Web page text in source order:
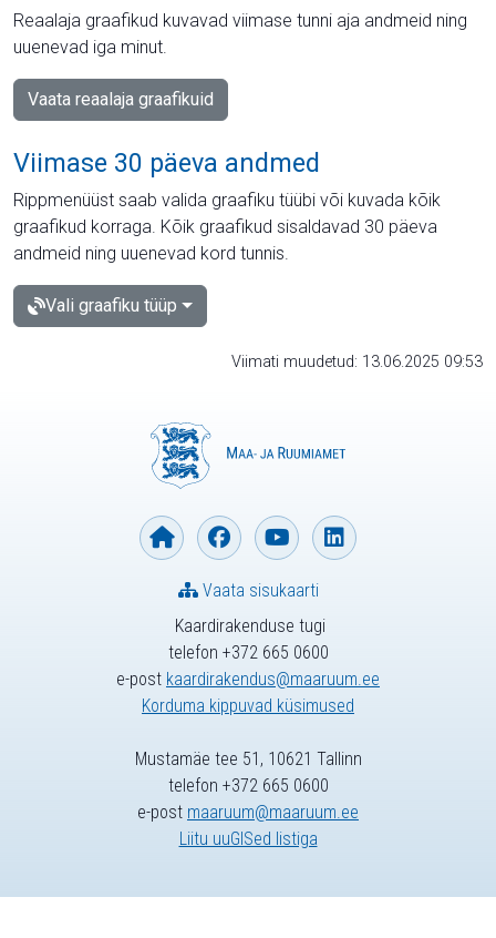
Reaalaja graafikud kuvavad viimase tunni aja andmeid ning
uuenevad iga minut.
Vaata reaalaja graafikuid
Viimase 30 päeva andmed
Rippmenüüst saab valida graafiku tüübi või kuvada kõik
graafikud korraga. Kõik graafikud sisaldavad 30 päeva
andmeid ning uuenevad kord tunnis.
Vali graafiku tüüp
Viimati muudetud: 13.06.2025 09:53
Kaardirakenduse tugi
telefon +372 665 0600
e-post kaardirakendus@maaruum.ee
Korduma kippuvad küsimused
Vaata sisukaarti
Mustamäe tee 51, 10621 Tallinn
telefon +372 665 0600
e-post maaruum@maaruum.ee
Liitu uuGISed listiga